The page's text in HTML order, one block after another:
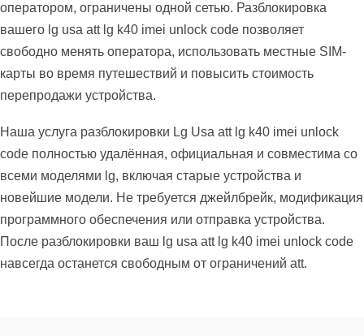
оператором, ограничены одной сетью. Разблокировка
вашего lg usa att lg k40 imei unlock code позволяет
свободно менять оператора, использовать местные SIM-
карты во время путешествий и повысить стоимость
перепродажи устройства.
Наша услуга разблокировки Lg Usa att lg k40 imei unlock
code полностью удалённая, официальная и совместима со
всеми моделями lg, включая старые устройства и
новейшие модели. Не требуется джейлбрейк, модификация
программного обеспечения или отправка устройства.
После разблокировки ваш lg usa att lg k40 imei unlock code
навсегда останется свободным от ограничений att.